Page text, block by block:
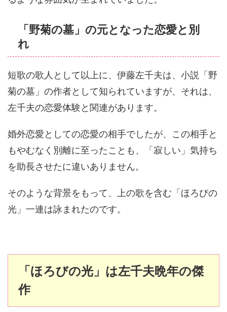
「野菊の墓」の元となった恋愛と別
れ
短歌の歌人として以上に、伊藤左千夫は、小説「野
菊の墓」の作者として知られていますが、それは、
左千夫の恋愛体験と関連があります。
婚外恋愛としての恋愛の相手でしたが、この相手と
もやむなく別離に至ったことも、「寂しい」気持ち
を助長させたに違いありません。
そのような背景をもって、上の歌を含む「ほろびの
光」一連は詠まれたのです。
「ほろびの光」は左千夫晩年の傑
作